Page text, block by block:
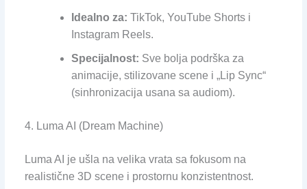
Idealno za: TikTok, YouTube Shorts i
Instagram Reels.
Specijalnost: Sve bolja podrška za
animacije, stilizovane scene i „Lip Sync“
(sinhronizacija usana sa audiom).
4. Luma AI (Dream Machine)
Luma AI je ušla na velika vrata sa fokusom na
realistične 3D scene i prostornu konzistentnost.